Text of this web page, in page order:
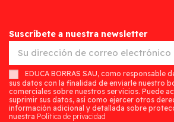
Suscríbete a nuestra newsletter
EDUCA BORRAS SAU, como responsable
sus datos con la finalidad de enviarle nuestro
comerciales sobre nuestros servicios. Puede
suprimir sus datos, así como ejercer otros
información adicional y detallada sobre
nuestra Política de privacidad